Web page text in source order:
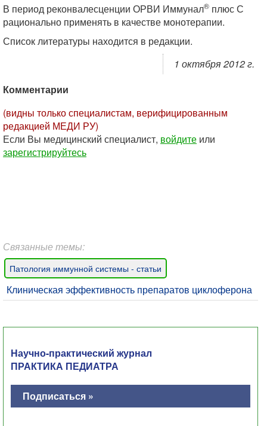
В период реконвалесценции ОРВИ Иммунал® плюс С
рационально применять в качестве монотерапии.
Список литературы находится в редакции.
1 октября 2012 г.
Комментарии
(видны только специалистам, верифицированным
редакцией МЕДИ РУ)
Если Вы медицинский специалист, войдите или
зарегистрируйтесь
Связанные темы:
Патология иммунной системы - статьи
Клиническая эффективность препаратов циклоферона
Научно-практический журнал
ПРАКТИКА ПЕДИАТРА
Подписаться »